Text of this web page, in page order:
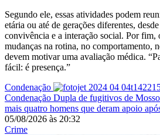
Segundo ele, essas atividades podem
etária ou até de gerações diferentes,
convivência e a interação social. Por fim,
mudanças na rotina, no comportamento,
devem motivar uma avaliação médica.
fácil: é presença.”
Condenação
Condenação Dupla de fugitivos de
mais quatro homens que deram apoio
05/08/2026 às 20:32
Crime